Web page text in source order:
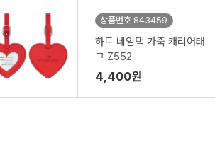
상품번호 843459
하트 네임택 가죽 캐리어태
그 Z552
4,400원